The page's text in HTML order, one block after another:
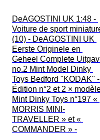
DeAGOSTINI UK 1:48 -
Voiture de sport
(10) - DeAGOSTINI UK
Eerste Originele en
Geheel Complete
no.2 Mint Model Dinky
Toys Bedford "KODAK" -
Édition n°2 et 2 ×
Mint Dinky Toys n°197 «
MORRIS MINI-
TRAVELLER » et «
COMMANDER » -